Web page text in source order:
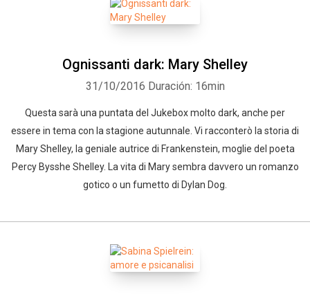
Ognissanti dark: Mary Shelley
31/10/2016 Duración: 16min
Questa sarà una puntata del Jukebox molto dark, anche per
essere in tema con la stagione autunnale. Vi racconterò la storia di
Mary Shelley, la geniale autrice di Frankenstein, moglie del poeta
Percy Bysshe Shelley. La vita di Mary sembra davvero un romanzo
gotico o un fumetto di Dylan Dog.
Facebook Twitter